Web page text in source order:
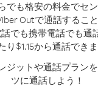
でも格安の料金でセ
Outで通話すること
でも携帯電話でも通
り$1.15から通話できま
ジットや通話プラン
ツに通話しよう！